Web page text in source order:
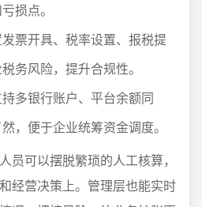
损点。
发票开具、税率设置、报税提
务风险，提升合规性。
持多银行账户、平台余额同
，便于企业统筹资金调度。
员可以摆脱繁琐的人工核算，
经营决策上。管理层也能实时